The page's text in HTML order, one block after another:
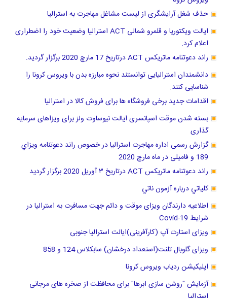
حذف شغل آرایشگری از لیست مشاغل مهاجرت به استرالیا
ایالت ویکتوریا و قلمرو شمالی ACT استرالیا وضعیت خود را اضطراری
اعلام کرد.
راند دعوتنامه ماتریکس ACT درتاریخ 17 مارچ 2020 برگزار گردید.
دانشمندان استرالیایی توانستند نحوه مبارزه بدن با ویروس کرونا را
شناسایی کنند.
اقدامات جدید برخی فروشگاه ها برای فروش کالا در استرالیا
بسته شدن موقت اسپانسری ایالت نیوساوت ولز برای ویزاهای سرمایه
گذاری
گزارش رسمی اداره مهاجرت استرالیا در خصوص راند دعوتنامه ويزاي
189 و فامیلی در ماه مارچ 2020
راند دعوتنامه ماتریکس ACT درتاریخ ٣ آوریل 2020 برگزار گرديد
كلياتي درباره آزمون ناتي
اطلاعیه دارندگان ویزای موقت و دائم جهت مسافرت به استرالیا در
شرایط Covid-19
ویزای استارت آپ (کارآفرینی)ایالت استرالیا جنوبی
ویزای گلوبال تلنت(استعداد درخشان) سابکلاس 124 و 858
اپلیکیشن ردیاب ویروس کرونا
آزمایش "روشن سازی ابرها" برای محافظت از صخره های مرجانی
استرالیا